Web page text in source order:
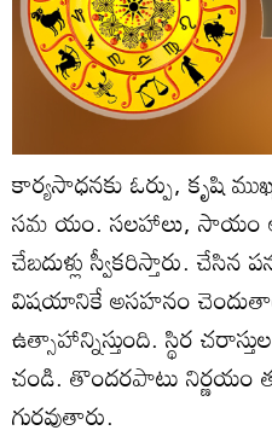
కార్యసాధనకు ఓర్పు, కృషి
సమ యం. సలహాలు, సాయం
చేబదుళ్లు స్వీకరిస్తారు.
విషయానికే అసహనం
ఉత్సాహాన్నిస్తుంది. స్థిర
చండి. తొందరపాటు నిర్ణయం
గురవుతారు.